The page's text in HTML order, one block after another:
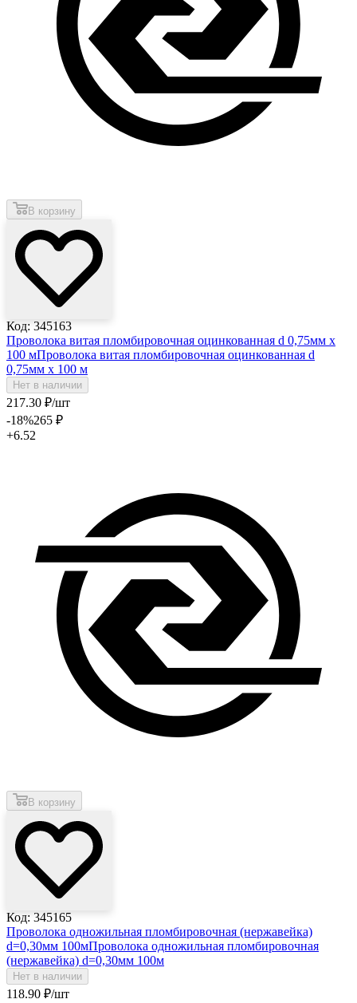
В корзину
Код: 345163
Проволока витая пломбировочная оцинкованная d 0,75мм х
100 мПроволока витая пломбировочная оцинкованная d
0,75мм х 100 м
Нет в наличии
217.30 ₽/шт
-18%265 ₽
+6.52
В корзину
Код: 345165
Проволока одножильная пломбировочная (нержавейка)
d=0,30мм 100мПроволока одножильная пломбировочная
(нержавейка) d=0,30мм 100м
Нет в наличии
118.90 ₽/шт